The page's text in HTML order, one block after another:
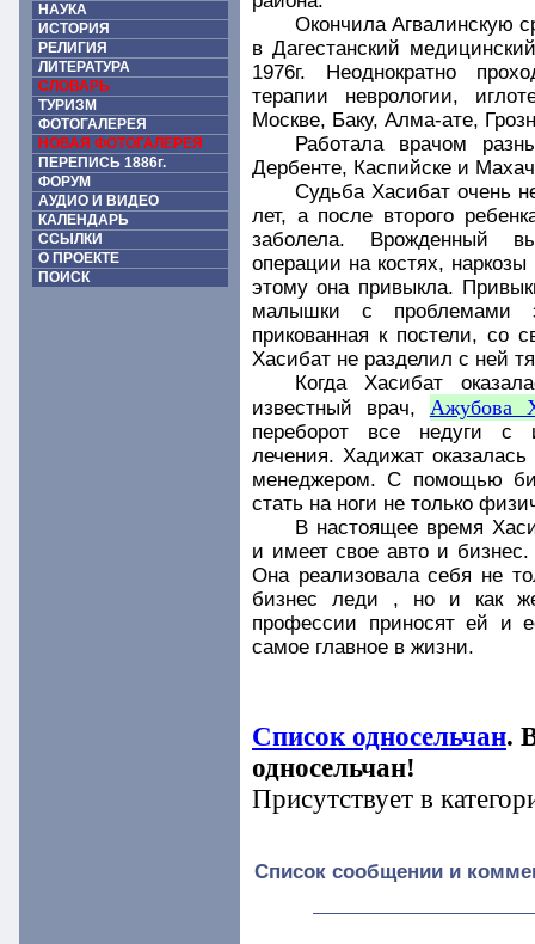
НАУКА
ИСТОРИЯ
РЕЛИГИЯ
ЛИТЕРАТУРА
СЛОВАРЬ
ТУРИЗМ
ФОТОГАЛЕРЕЯ
НОВАЯ ФОТОГАЛЕРЕЯ
ПЕРЕПИСЬ 1886г.
ФОРУМ
АУДИО И ВИДЕО
КАЛЕНДАРЬ
ССЫЛКИ
О ПРОЕКТЕ
ПОИСК
Окончила Агвалинскую
в Дагестанский
1976г. Неоднократно
терапии неврологии,
Москве, Баку, Алма-ате,
Работала врачом
Дербенте, Каспийске и
Судьба Хасибат очень
лет, а после второго
заболела. Врожденный
операции на костях,
этому она привыкла.
малышки с проблемами
прикованная к постели, со
Хасибат не разделил с ней
Когда Хасибат
известный врач, Ажубова
переборот все недуги с
лечения. Хадижат
менеджером. С помощью
стать на ноги не только
В настоящее время
и имеет свое авто и
Она реализовала себя не
бизнес леди , но и как
профессии приносят ей и
самое главное в жизни.
Список односельчан.
односельчан!
Присутствует в
Список сообщении и